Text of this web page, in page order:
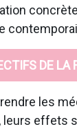
DE LA
les
leurs effets